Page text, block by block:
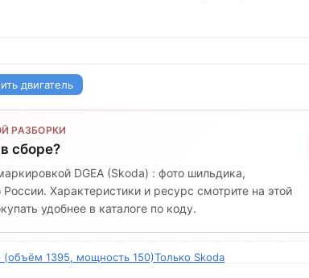
двигатель
РАЗБОРКИ
в сборе?
DGEA (Skoda) : фото шильдика,
Характеристики и ресурс смотрите на этой
удобнее в каталоге по коду.
(объём 1395, мощность 150)Только Skoda